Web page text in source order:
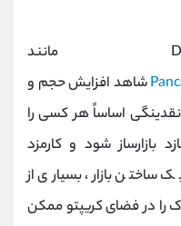
پروتکل‌های DeFi مانند
شاهد افزایش حجم و
اساساً هر کسی را
بازارساز شود و کارمزد
ساختن بازار، بسیاری از
را در فضای کریپتو ممکن